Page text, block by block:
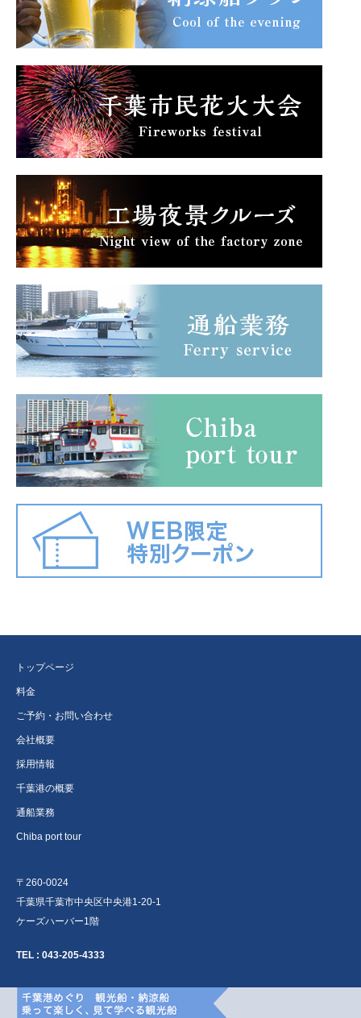
トップページ
料金
ご予約・お問い合わせ
会社概要
採用情報
千葉港の概要
通船業務
Chiba port tour
〒260-0024
千葉県千葉市中央区中央港1-20-1
ケーズハーバー1階
TEL : 043-205-4333